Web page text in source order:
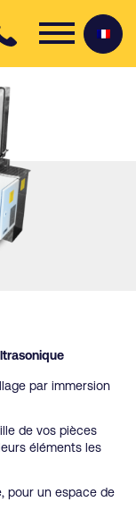
par immersion
de vos pièces
éléments les
pour un espace de